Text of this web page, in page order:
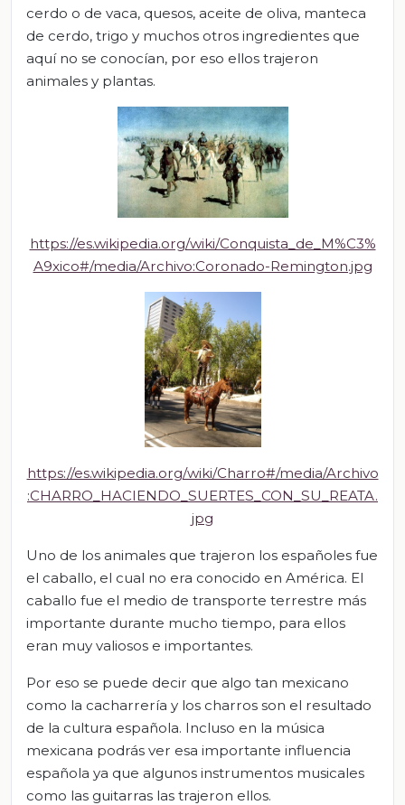
cerdo o de vaca, quesos, aceite de oliva, manteca
de cerdo, trigo y muchos otros ingredientes que
aquí no se conocían, por eso ellos trajeron
animales y plantas.
https://es.wikipedia.org/wiki/Conquista_de_M%C3%
A9xico#/media/Archivo:Coronado-Remington.jpg
https://es.wikipedia.org/wiki/Charro#/media/Archivo
:CHARRO_HACIENDO_SUERTES_CON_SU_REATA.
jpg
Uno de los animales que trajeron los españoles fue
el caballo, el cual no era conocido en América. El
caballo fue el medio de transporte terrestre más
importante durante mucho tiempo, para ellos
eran muy valiosos e importantes.
Por eso se puede decir que algo tan mexicano
como la cacharrería y los charros son el resultado
de la cultura española. Incluso en la música
mexicana podrás ver esa importante influencia
española ya que algunos instrumentos musicales
como las guitarras las trajeron ellos.